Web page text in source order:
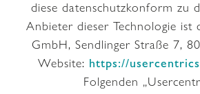
diese datenschutzkonform zu
Anbieter dieser Technologie ist
GmbH, Sendlinger Straße 7,
Website: https://
Folgenden